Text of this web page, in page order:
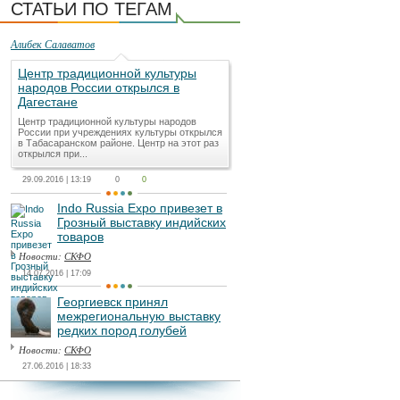
СТАТЬИ ПО ТЕГАМ
Алибек Салаватов
Центр традиционной культуры
народов России открылся в
Дагестане
Центр традиционной культуры народов
России при учреждениях культуры открылся
в Табасаранском районе. Центр на этот раз
открылся при...
29.09.2016 | 13:19 0 0
Indo Russia Expo привезет в
Грозный выставку индийских
товаров
Новости: СКФО
14.07.2016 | 17:09
Георгиевск принял
межрегиональную выставку
редких пород голубей
Новости: СКФО
27.06.2016 | 18:33